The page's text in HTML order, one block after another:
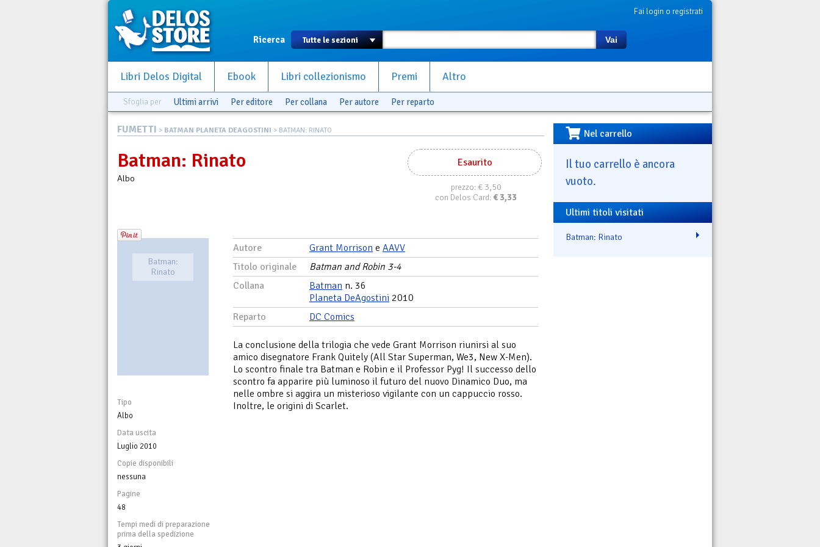
Fai login o registrati
Ricerca Vai
Libri Delos Digital Ebook Libri collezionismo Premi Altro
Sfoglia per Ultimi arrivi Per editore Per collana Per autore Per reparto
FUMETTI > BATMAN PLANETA DEAGOSTINI > BATMAN: RINATO
Esaurito
prezzo:€ 3,50
con Delos Card: € 3,33
Batman: Rinato
Albo
Batman:
Rinato
Tipo
Albo
Data uscita
Luglio 2010
Copie disponibili
nessuna
Pagine
48
Tempi medi di preparazione
prima della spedizione
Autore Grant Morrison e AAVV
Titolo originale
Batman and Robin 3-4
Collana
Batman n. 36
Planeta DeAgostini 2010
Reparto
DC Comics
La conclusione della trilogia che vede Grant Morrison riunirsi al suo
amico disegnatore Frank Quitely (All Star Superman, We3, New X-Men).
Lo scontro finale tra Batman e Robin e il Professor Pyg! Il successo dello
scontro fa apparire più luminoso il futuro del nuovo Dinamico Duo, ma
nelle ombre si aggira un misterioso vigilante con un cappuccio rosso.
Inoltre, le origini di Scarlet.
Nel carrello
Il tuo carrello è ancora
vuoto.
Ultimi titoli visitati
Batman: Rinato